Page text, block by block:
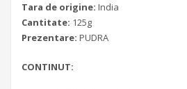
Tara de origine: India
Cantitate: 125g
Prezentare: PUDRA
CONTINUT: